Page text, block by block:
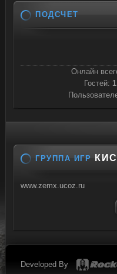
ПОДСЧЕТ
Онлайн
Гостей: 1
ГРУППА ИГР
www.zemx.ucoz.ru
Developed By